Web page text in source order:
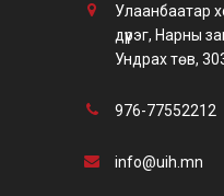
Улаанбаатар
дүүрэг, Нарны
Ундрах төв,
976-77552212
info@uih.mn